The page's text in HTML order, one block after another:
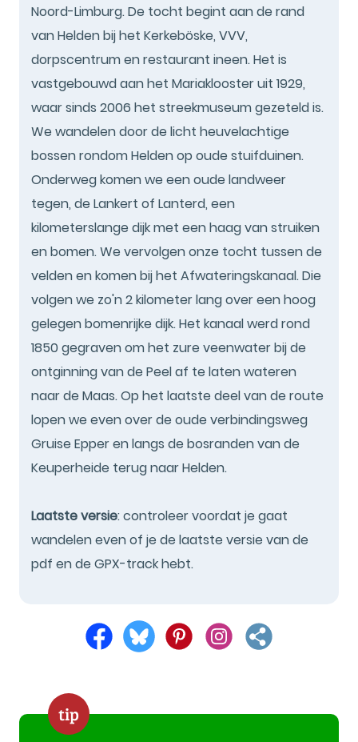
Noord-Limburg. De tocht begint aan de rand
van Helden bij het Kerkeböske, VVV,
dorpscentrum en restaurant ineen. Het is
vastgebouwd aan het Mariaklooster uit 1929,
waar sinds 2006 het streekmuseum gezeteld is.
We wandelen door de licht heuvelachtige
bossen rondom Helden op oude stuifduinen.
Onderweg komen we een oude landweer
tegen, de Lankert of Lanterd, een
kilometerslange dijk met een haag van struiken
en bomen. We vervolgen onze tocht tussen de
velden en komen bij het Afwateringskanaal. Die
volgen we zo'n 2 kilometer lang over een hoog
gelegen bomenrijke dijk. Het kanaal werd rond
1850 gegraven om het zure veenwater bij de
ontginning van de Peel af te laten wateren
naar de Maas. Op het laatste deel van de route
lopen we even over de oude verbindingsweg
Gruise Epper en langs de bosranden van de
Keuperheide terug naar Helden.
Laatste versie: controleer voordat je gaat
wandelen even of je de laatste versie van de
pdf en de GPX-track hebt.
tip